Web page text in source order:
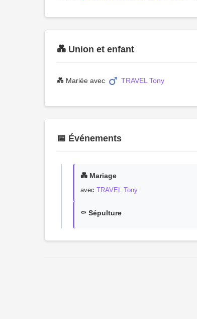
💑 Union et enfant
💑 Mariée avec TRAVEL Tony
📅 Événements
💑 Mariage
avec TRAVEL Tony
⚰️ Sépulture